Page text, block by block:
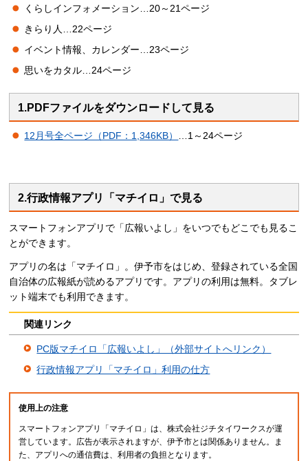
くらしインフォメーション…20～21ページ
きらり人…22ページ
イベント情報、カレンダー…23ページ
思いをカタル…24ページ
1.PDFファイルをダウンロードして見る
12月号全ページ（PDF：1,346KB） …1～24ページ
2.行政情報アプリ「マチイロ」で見る
スマートフォンアプリで「広報いよし」をいつでもどこでも見るこ
とができます。
アプリの名は「マチイロ」。伊予市をはじめ、登録されている全国
自治体の広報紙が読めるアプリです。アプリの利用は無料。タブレ
ット端末でも利用できます。
関連リンク
PC版マチイロ「広報いよし」（外部サイトへリンク）
行政情報アプリ「マチイロ」利用の仕方
使用上の注意
スマートフォンアプリ「マチイロ」は、株式会社ジチタイワークスが運
営しています。広告が表示されますが、伊予市とは関係ありません。ま
た、アプリへの通信費は、利用者の負担となります。